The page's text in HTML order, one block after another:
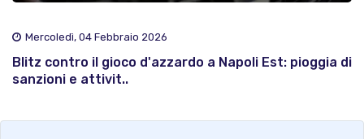
Mercoledì, 04 Febbraio 2026
Blitz contro il gioco d'azzardo a Napoli Est: pioggia di
sanzioni e attivit..